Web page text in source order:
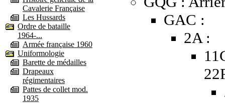
Cavalerie Française
Les Hussards
Ordre de bataille
1964-...
Armée française 1960
Uniformologie
Barette de médailles
Drapeaux
régimentaires
Pattes de collet mod.
1935
GAC :
2A :